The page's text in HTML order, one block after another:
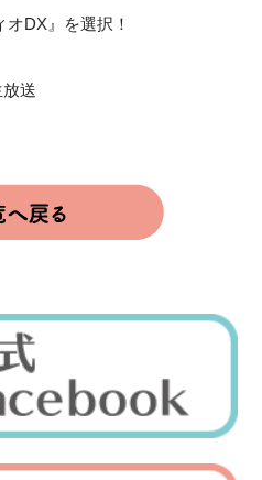
DX』を選択！
送